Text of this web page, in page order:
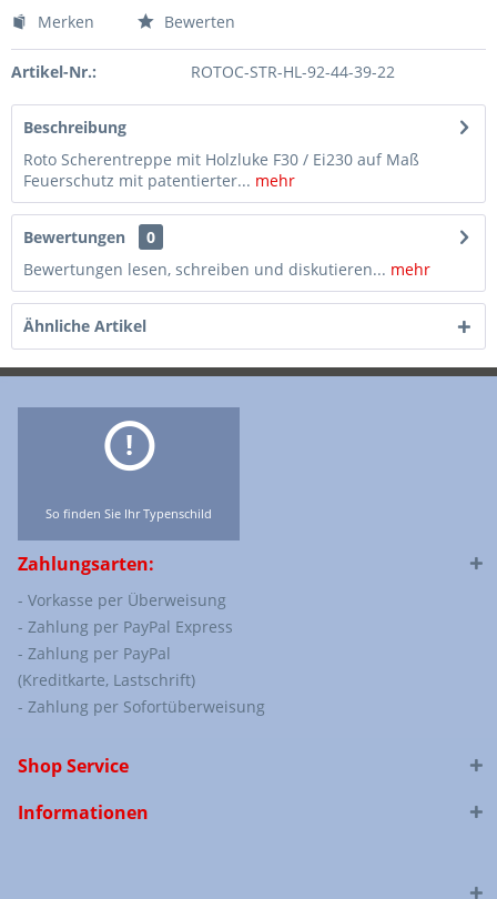
Merken Bewerten
Artikel-Nr.: ROTOC-STR-HL-92-44-39-22
Beschreibung
Roto Scherentreppe mit Holzluke F30 / Ei230 auf Maß
Feuerschutz mit patentierter... mehr
Bewertungen
0
Bewertungen lesen, schreiben und diskutieren... mehr
Ähnliche Artikel
So finden Sie Ihr Typenschild
Zahlungsarten:
- Vorkasse per Überweisung
- Zahlung per PayPal Express
- Zahlung per PayPal
(Kreditkarte, Lastschrift)
- Zahlung per Sofortüberweisung
Shop Service
Informationen